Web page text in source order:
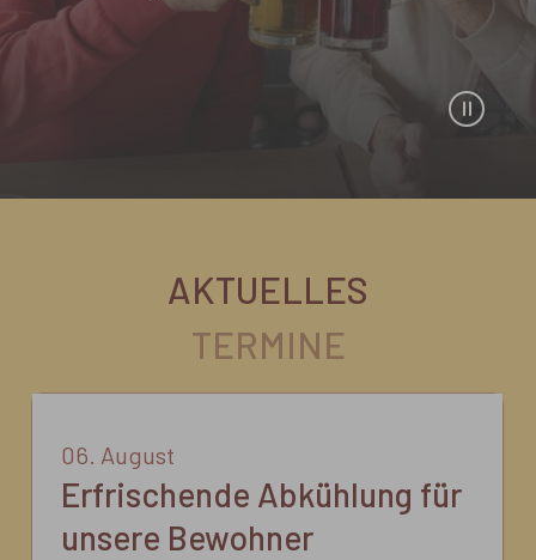
AKTUELLES
TERMINE
Erfrischende Abkühlung für
unsere Bewohner
06 August